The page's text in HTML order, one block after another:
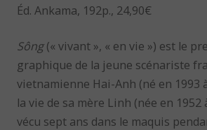
Éd. Ankama, 192p., 24,90€
Sông(« vivant », « en vie ») est le
graphique de la jeune scénariste
vietnamienne Hai-Anh (né en 1993
la vie de sa mère Linh (née en 1952
vécu sept ans dans le maquis